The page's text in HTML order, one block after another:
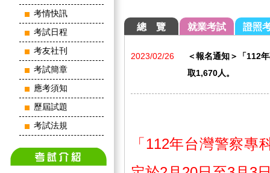
考情快訊
考試日程
考友社刊
考試簡章
應考須知
歷屆試題
考試法規
總 覽 就業考試 證照
2023/02/26
＜報名通知＞「112
取1,670人。
「112年台灣警察